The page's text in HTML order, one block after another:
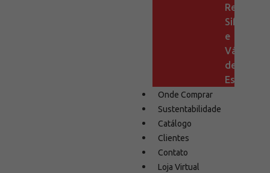
Registros,
Sifão
e
Válvula
de
Onde Comprar
Sustentabilidade
Catálogo
Clientes
Contato
Loja Virtual